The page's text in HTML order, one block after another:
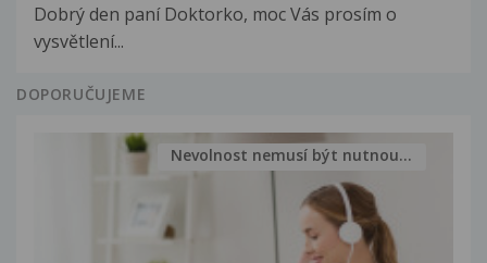
Dobrý den paní Doktorko, moc Vás prosím o
vysvětlení...
DOPORUČUJEME
Nevolnost nemusí být nutnou...